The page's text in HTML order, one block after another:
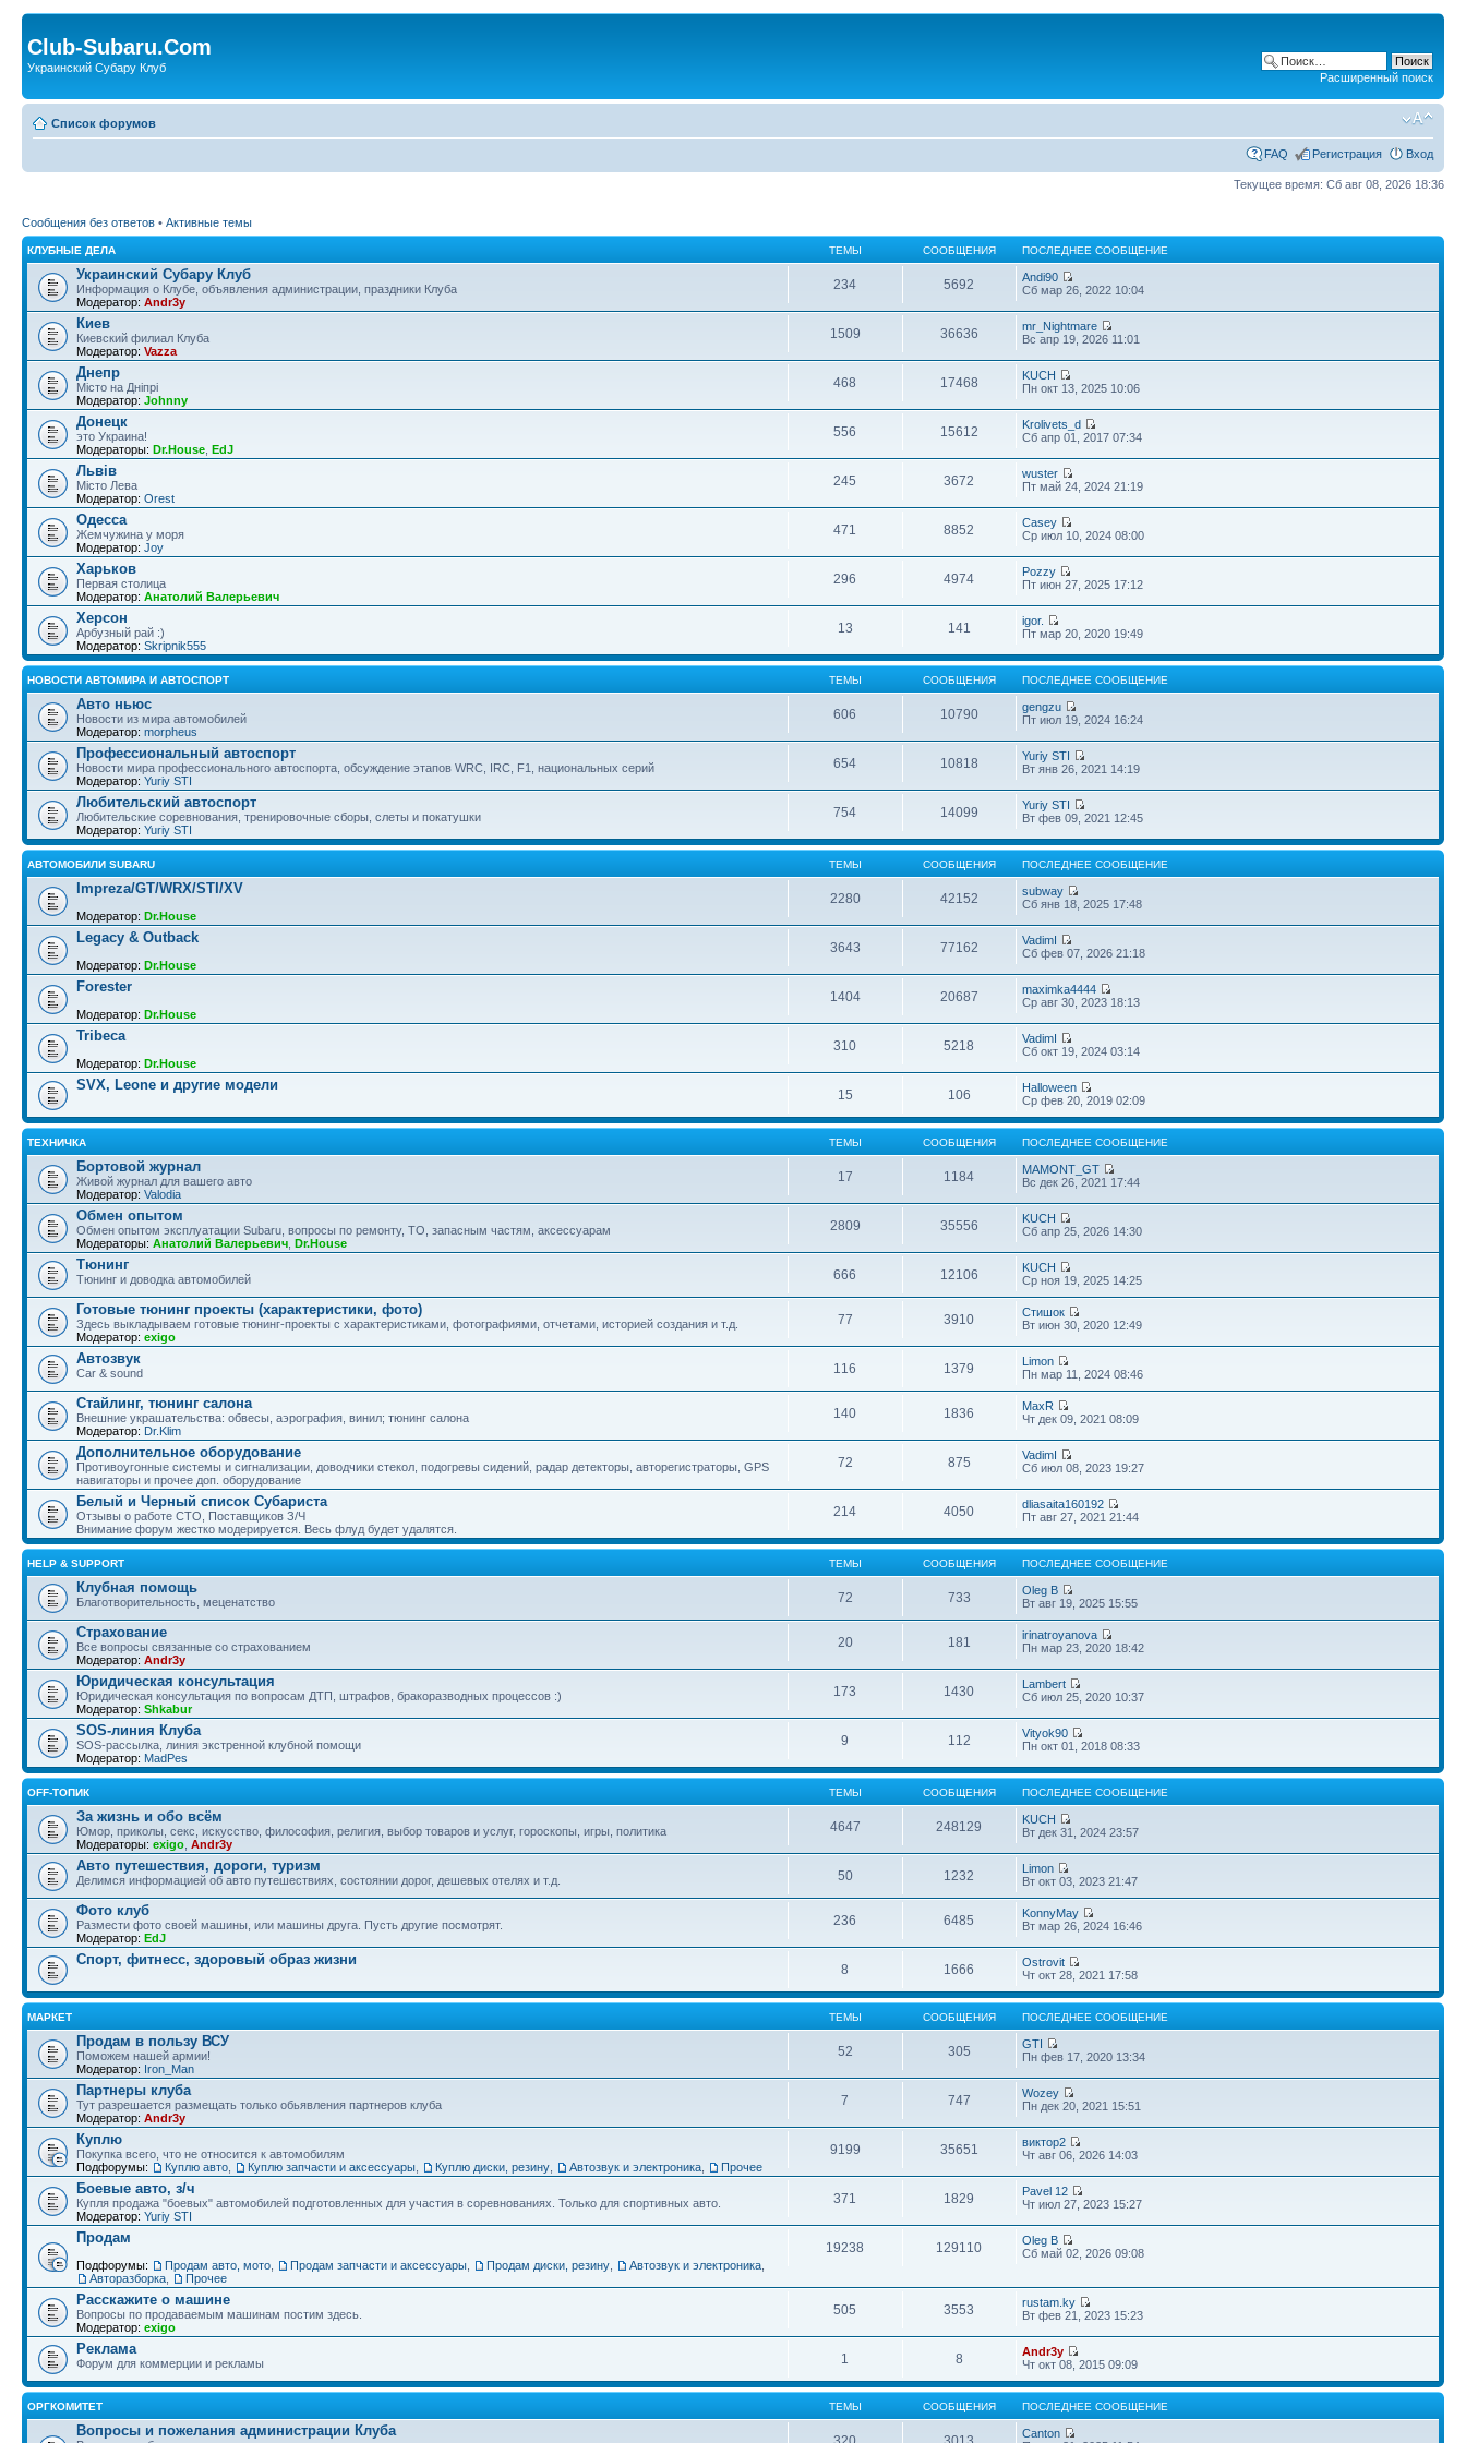
Club-Subaru.Com
Украинский Субару Клуб
Расширенный поиск
Список форумов
FAQ Регистрация Вход
Текущее время: Сб авг 08, 2026 18:36
Сообщения без ответов • Активные темы
КЛУБНЫЕ ДЕЛА ТЕМЫ СООБЩЕНИЯ ПОСЛЕДНЕЕ СООБЩЕНИЕ
Украинский Субару Клуб
Информация о Клубе, объявления администрации, праздники Клуба
Модератор: Andr3y
234 5692
Andi90
Сб мар 26, 2022 10:04
Киев
Киевский филиал Клуба
Модератор: Vazza
1509 36636
mr_Nightmare
Вс апр 19, 2026 11:01
Днепр
Місто на Дніпрі
Модератор: Johnny
468 17468
KUCH
Пн окт 13, 2025 10:06
Донецк
это Украина!
Модераторы: Dr.House EdJ
556 15612
Krolivets_d
Сб апр 01, 2017 07:34
Львів
Місто Лева
Модератор: Orest
245 3672
wuster
Пт май 24, 2024 21:19
Одесса
Жемчужина у моря
Модератор: Joy
471 8852
Casey
Ср июл 10, 2024 08:00
Харьков
Первая столица
Модератор: Анатолий Валерьевич
296 4974
Pozzy
Пт июн 27, 2025 17:12
Херсон
Арбузный рай :)
Модератор: Skripnik555
13 141
igor.
Пт мар 20, 2020 19:49
НОВОСТИ АВТОМИРА И АВТОСПОРТ ТЕМЫ СООБЩЕНИЯ ПОСЛЕДНЕЕ СООБЩЕНИЕ
Авто ньюс
Новости из мира автомобилей
Модератор: morpheus
606 10790
gengzu
Пт июл 19, 2024 16:24
Профессиональный автоспорт
Новости мира профессионального автоспорта, обсуждение этапов WRC, IRC, F1, национальных серий
Модератор: Yuriy STI
654 10818
Yuriy STI
Вт янв 26, 2021 14:19
Любительский автоспорт
Любительские соревнования, тренировочные сборы, слеты и покатушки
Модератор: Yuriy STI
754 14099
Yuriy STI
Вт фев 09, 2021 12:45
АВТОМОБИЛИ SUBARU ТЕМЫ СООБЩЕНИЯ ПОСЛЕДНЕЕ СООБЩЕНИЕ
Impreza/GT/WRX/STI/XV
Модератор: Dr.House
2280 42152
subway
Сб янв 18, 2025 17:48
Legacy & Outback
Модератор: Dr.House
3643 77162
VadimI
Сб фев 07, 2026 21:18
Forester
Модератор: Dr.House
1404 20687
maximka4444
Ср авг 30, 2023 18:13
Tribeca
Модератор: Dr.House
310 5218
VadimI
Сб окт 19, 2024 03:14
SVX, Leone и другие модели
15 106
Halloween
Ср фев 20, 2019 02:09
ТЕХНИЧКА ТЕМЫ СООБЩЕНИЯ ПОСЛЕДНЕЕ СООБЩЕНИЕ
Бортовой журнал
Живой журнал для вашего авто
Модератор: Valodia
17 1184
MAMONT_GT
Вс дек 26, 2021 17:44
Обмен опытом
Обмен опытом эксплуатации Subaru, вопросы по ремонту, ТО, запасным частям, аксессуарам
Модераторы: Анатолий Валерьевич Dr.House
2809 35556
KUCH
Сб апр 25, 2026 14:30
Тюнинг
Тюнинг и доводка автомобилей 666 12106
KUCH
Ср ноя 19, 2025 14:25
Готовые тюнинг проекты (характеристики, фото)
Здесь выкладываем готовые тюнинг-проекты с характеристиками, фотографиями, отчетами, историей создания и т.д.
Модератор: exigo
77 3910
Стишок
Вт июн 30, 2020 12:49
Автозвук
Car & sound 116 1379
Limon
Пн мар 11, 2024 08:46
Стайлинг, тюнинг салона
Внешние украшательства: обвесы, аэрография, винил; тюнинг салона
Модератор: Dr.Klim
140 1836
MaxR
Чт дек 09, 2021 08:09
Дополнительное оборудование
Противоугонные системы и сигнализации, доводчики стекол, подогревы сидений, радар детекторы, авторегистраторы, GPS
навигаторы и прочее доп. оборудование
72 875
VadimI
Сб июл 08, 2023 19:27
Белый и Черный список Субариста
Отзывы о работе СТО, Поставщиков З/Ч
Внимание форум жестко модерируется. Весь флуд будет удалятся.
214 4050
dliasaita160192
Пт авг 27, 2021 21:44
HELP & SUPPORT ТЕМЫ СООБЩЕНИЯ ПОСЛЕДНЕЕ СООБЩЕНИЕ
Клубная помощь
Благотворительность, меценатство 72 733
Oleg B
Вт авг 19, 2025 15:55
Страхование
Все вопросы связанные со страхованием
Модератор: Andr3y
20 181
irinatroyanova
Пн мар 23, 2020 18:42
Юридическая консультация
Юридическая консультация по вопросам ДТП, штрафов, бракоразводных процессов :)
Модератор: Shkabur
173 1430
Lambert
Сб июл 25, 2020 10:37
SOS-линия Клуба
SOS-рассылка, линия экстренной клубной помощи
Модератор: MadPes
9 112
Vityok90
Пн окт 01, 2018 08:33
OFF-ТОПИК ТЕМЫ СООБЩЕНИЯ ПОСЛЕДНЕЕ СООБЩЕНИЕ
За жизнь и обо всём
Юмор, приколы, секс, искусство, философия, религия, выбор товаров и услуг, гороскопы, игры, политика
Модераторы: exigo Andr3y
4647 248129
KUCH
Вт дек 31, 2024 23:57
Авто путешествия, дороги, туризм
Делимся информацией об авто путешествиях, состоянии дорог, дешевых отелях и т.д. 50 1232
Limon
Вт окт 03, 2023 21:47
Фото клуб
Размести фото своей машины, или машины друга. Пусть другие посмотрят.
Модератор: EdJ
236 6485
KonnyMay
Вт мар 26, 2024 16:46
Спорт, фитнесс, здоровый образ жизни
8 1666
Ostrovit
Чт окт 28, 2021 17:58
МАРКЕТ ТЕМЫ СООБЩЕНИЯ ПОСЛЕДНЕЕ СООБЩЕНИЕ
Продам в пользу ВСУ
Поможем нашей армии!
Модератор: Iron_Man
52 305
GTI
Пн фев 17, 2020 13:34
Партнеры клуба
Тут разрешается размещать только обьявления партнеров клуба
Модератор: Andr3y
7 747
Wozey
Пн дек 20, 2021 15:51
Куплю
Покупка всего, что не относится к автомобилям
Подфорумы:
Куплю авто Куплю запчасти и аксессуары Куплю диски, резину Автозвук и электроника Прочее
9199 35651
виктор2
Чт авг 06, 2026 14:03
Боевые авто, з/ч
Купля продажа "боевых" автомобилей подготовленных для участия в соревнованиях. Только для спортивных авто.
Модератор: Yuriy STI
371 1829
Pavel 12
Чт июл 27, 2023 15:27
Продам
Подфорумы: Продам авто, мото Продам запчасти и аксессуары Продам диски, резину Автозвук и электроника
Авторазборка
Прочее
19238 129110
Oleg B
Сб май 02, 2026 09:08
Расскажите о машине
Вопросы по продаваемым машинам постим здесь.
Модератор: exigo
505 3553
rustam.ky
Вт фев 21, 2023 15:23
Реклама
Форум для коммерции и рекламы 1 8
Andr3y
Чт окт 08, 2015 09:09
ОРГКОМИТЕТ ТЕМЫ СООБЩЕНИЯ ПОСЛЕДНЕЕ СООБЩЕНИЕ
Вопросы и пожелания администрации Клуба
Canton